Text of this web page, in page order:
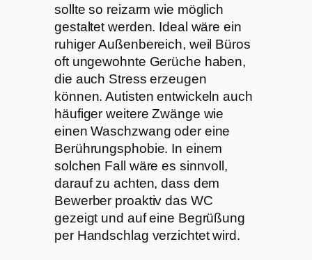
sollte so reizarm wie möglich
gestaltet werden. Ideal wäre ein
ruhiger Außenbereich, weil Büros
oft ungewohnte Gerüche haben,
die auch Stress erzeugen
können. Autisten entwickeln auch
häufiger weitere Zwänge wie
einen Waschzwang oder eine
Berührungsphobie. In einem
solchen Fall wäre es sinnvoll,
darauf zu achten, dass dem
Bewerber proaktiv das WC
gezeigt und auf eine Begrüßung
per Handschlag verzichtet wird.